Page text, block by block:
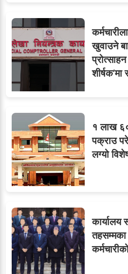
९ ओएनएमका नाममा अत्याचार
सब–इन्जिनियरहरुको गम्भीर
ध्यानाकर्षण
खुवाउने
शीर्षक’मा
१ लाख
पक्राउ
लग्यो
कार्यालय